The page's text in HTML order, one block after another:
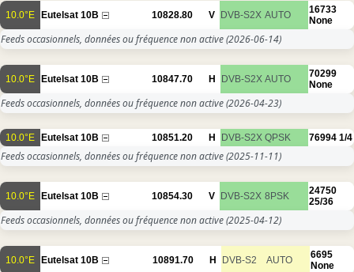
10.0°E Eutelsat 10B 10828.80 V DVB-S2X AUTO
16733
None
Feeds occasionnels, données ou fréquence non active(2026-06-14)
10.0°E Eutelsat 10B 10847.70 H DVB-S2X AUTO
70299
None
Feeds occasionnels, données ou fréquence non active(2026-04-23)
10.0°E Eutelsat 10B 10851.20 H DVB-S2X QPSK 76994 1/4
Feeds occasionnels, données ou fréquence non active(2025-11-11)
10.0°E Eutelsat 10B 10854.30 V DVB-S2X 8PSK
24750
25/36
Feeds occasionnels, données ou fréquence non active(2025-04-12)
10.0°E Eutelsat 10B 10891.70 H DVB-S2 AUTO
6695
None